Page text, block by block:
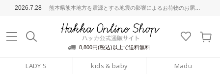
2026.7.28 熊本県熊本地方を震源とする地震の影響によるお荷物のお届けについて
8,800円(税込)以上で送料無料
LADY'S kids & baby Madu
通販サイト